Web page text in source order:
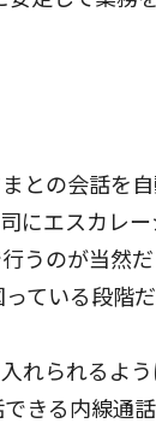
の会話を自
にエスカレ
うのが当然
ている段階だ
れられるよ
きる内線通